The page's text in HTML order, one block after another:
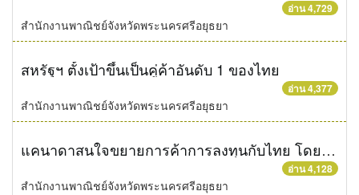
อ่าน 4,729
สำนักงานพาณิชย์จังหวัดพระนครศรีอยุธยา
สหรัฐฯ ตั้งเป้าขึ้นเป็นคู่ค้าอันดับ 1 ของไทย
อ่าน 4,377
สำนักงานพาณิชย์จังหวัดพระนครศรีอยุธยา
แคนาดาสนใจขยายการค้าการลงทุนกับไทย โดยเฉพาะลงทุนในการพัฒนาโครงสร้างพื้นฐาน
อ่าน 4,128
สำนักงานพาณิชย์จังหวัดพระนครศรีอยุธยา